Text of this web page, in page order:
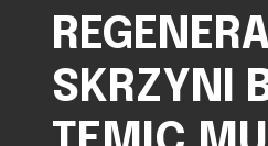
SKRZYNI